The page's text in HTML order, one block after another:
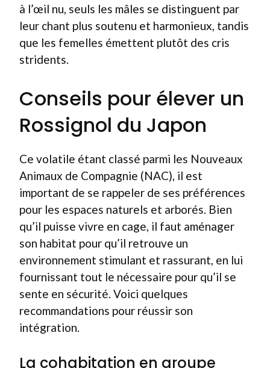
à l’œil nu, seuls les mâles se distinguent par
leur chant plus soutenu et harmonieux, tandis
que les femelles émettent plutôt des cris
stridents.
Conseils pour élever un
Rossignol du Japon
Ce volatile étant classé parmi les Nouveaux
Animaux de Compagnie (NAC), il est
important de se rappeler de ses préférences
pour les espaces naturels et arborés. Bien
qu’il puisse vivre en cage, il faut aménager
son habitat pour qu’il retrouve un
environnement stimulant et rassurant, en lui
fournissant tout le nécessaire pour qu’il se
sente en sécurité. Voici quelques
recommandations pour réussir son
intégration.
La cohabitation en groupe